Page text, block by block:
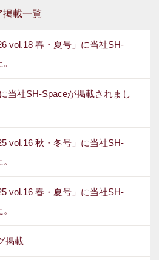
掲載一覧
vol.18 春・夏号」に当社SH-
当社SH-Spaceが掲載されまし
vol.16 秋・冬号」に当社SH-
vol.16 春・夏号」に当社SH-
掲載